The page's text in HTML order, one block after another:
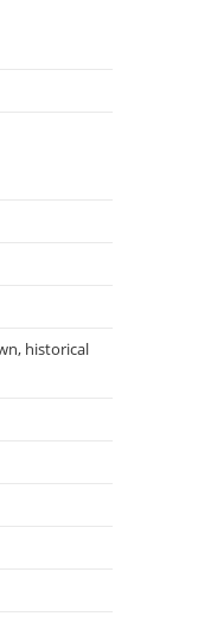
historical